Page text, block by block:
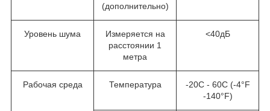
(дополнительно)
Уровень шума
Измеряется на
расстоянии 1
метра
<40дБ
Рабочая среда Температура
-20C - 60C (-4°F
-140°F)